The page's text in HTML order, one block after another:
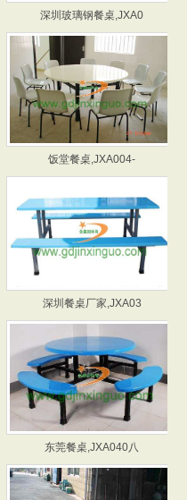
饭堂餐桌,JXA004-
东莞餐桌,JXA040八